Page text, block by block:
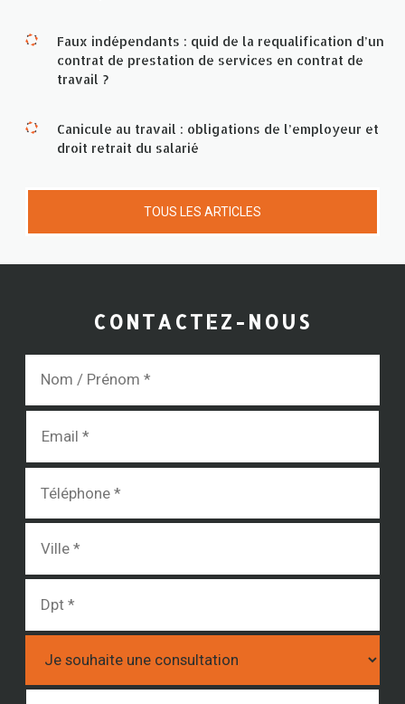
Faux indépendants : quid de la requalification d’un
contrat de prestation de services en contrat de
travail ?
Canicule au travail : obligations de l’employeur et
droit retrait du salarié
TOUS LES ARTICLES
CONTACTEZ-NOUS